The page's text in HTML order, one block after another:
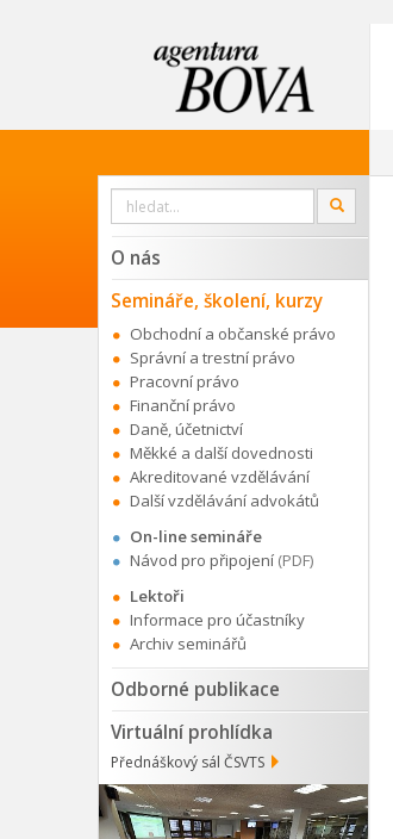
Vyhledat
webu
OK
O nás
Semináře, školení, kurzy
Obchodní a občanské právo
Správní a trestní právo
Pracovní právo
Finanční právo
Daně, účetnictví
Měkké a další dovednosti
Akreditované vzdělávání
Další vzdělávání advokátů
On-line semináře
Návod pro připojení (PDF)
Lektoři
Informace pro účastníky
Archiv seminářů
Odborné publikace
Virtuální prohlídka
Přednáškový sál ČSVTS